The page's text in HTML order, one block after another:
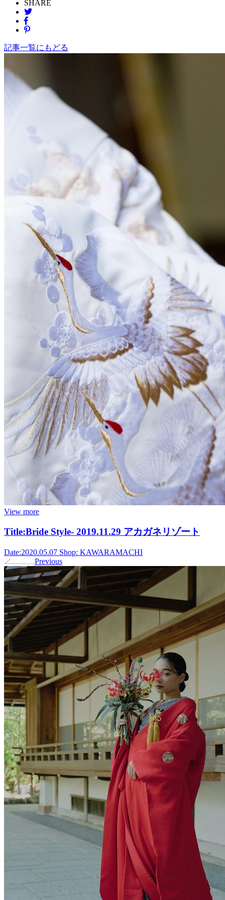
SHARE
記事一覧にもどる
View more
Title:Bride Style- 2019.11.29 アカガネリゾート
Date:2020.05.07 Shop: KAWARAMACHI
Previous